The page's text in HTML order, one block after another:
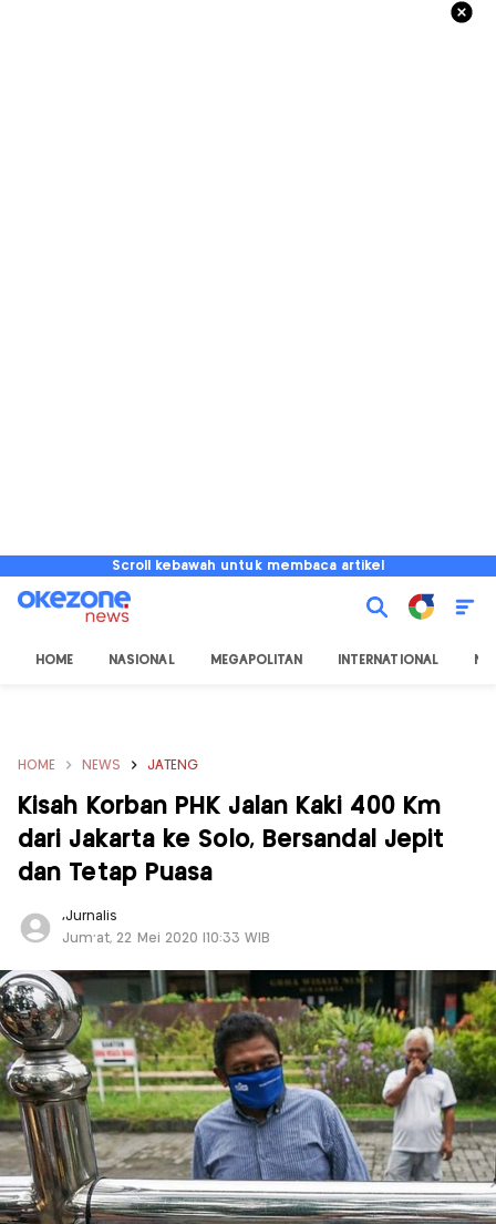
Scroll kebawah untuk membaca artikel
HOME NASIONAL MEGAPOLITAN INTERNATIONAL
HOME NEWS JATENG
Kisah Korban PHK Jalan Kaki 400 Km
dari Jakarta ke Solo, Bersandal Jepit
dan Tetap Puasa
,Jurnalis
Jum'at, 22 Mei 2020 |10:33 WIB